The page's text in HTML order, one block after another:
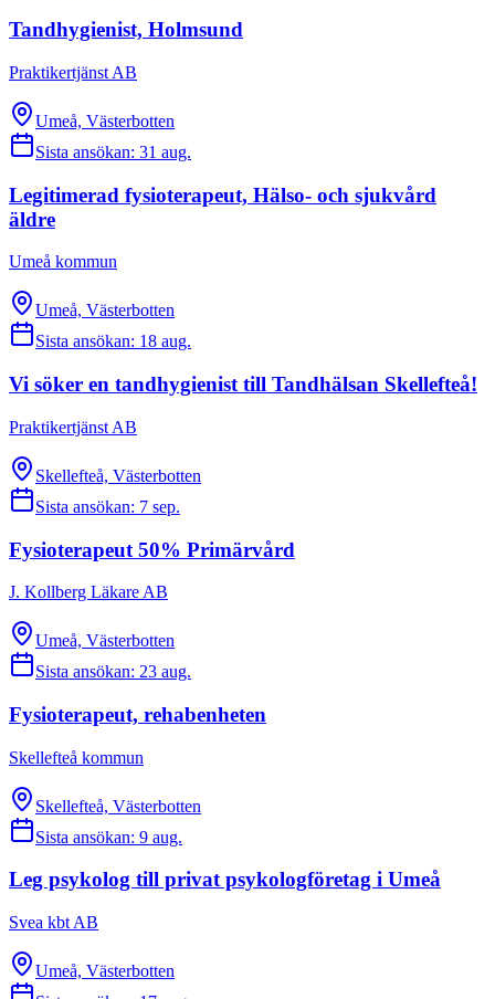
Tandhygienist, Holmsund
Praktikertjänst AB
Umeå, Västerbotten
Sista ansökan: 31 aug.
Legitimerad fysioterapeut, Hälso- och sjukvård
äldre
Umeå kommun
Umeå, Västerbotten
Sista ansökan: 18 aug.
Vi söker en tandhygienist till Tandhälsan Skellefteå!
Praktikertjänst AB
Skellefteå, Västerbotten
Sista ansökan: 7 sep.
Fysioterapeut 50% Primärvård
J. Kollberg Läkare AB
Umeå, Västerbotten
Sista ansökan: 23 aug.
Fysioterapeut, rehabenheten
Skellefteå kommun
Skellefteå, Västerbotten
Sista ansökan: 9 aug.
Leg psykolog till privat psykologföretag i Umeå
Svea kbt AB
Umeå, Västerbotten